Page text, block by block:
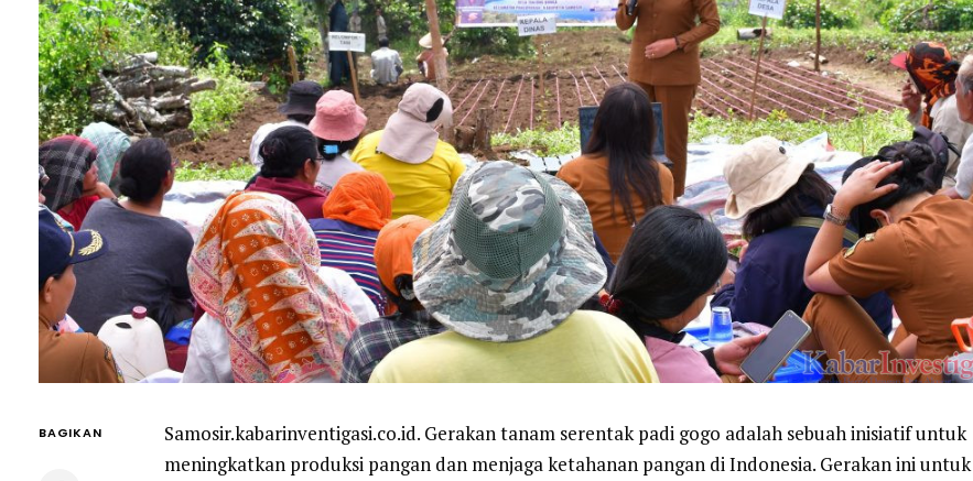
BAGIKAN
Samosir.kabarinventigasi.co.id. Gerakan tanam serentak padi gogo adalah sebuah inisiatif untuk
meningkatkan produksi pangan dan menjaga ketahanan pangan di Indonesia. Gerakan ini untuk